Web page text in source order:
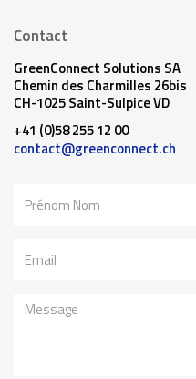
Contact
GreenConnect Solutions SA
Chemin des Charmilles 26bis
CH-1025 Saint-Sulpice VD
+41 (0)58 255 12 00
contact@greenconnect.ch
Message